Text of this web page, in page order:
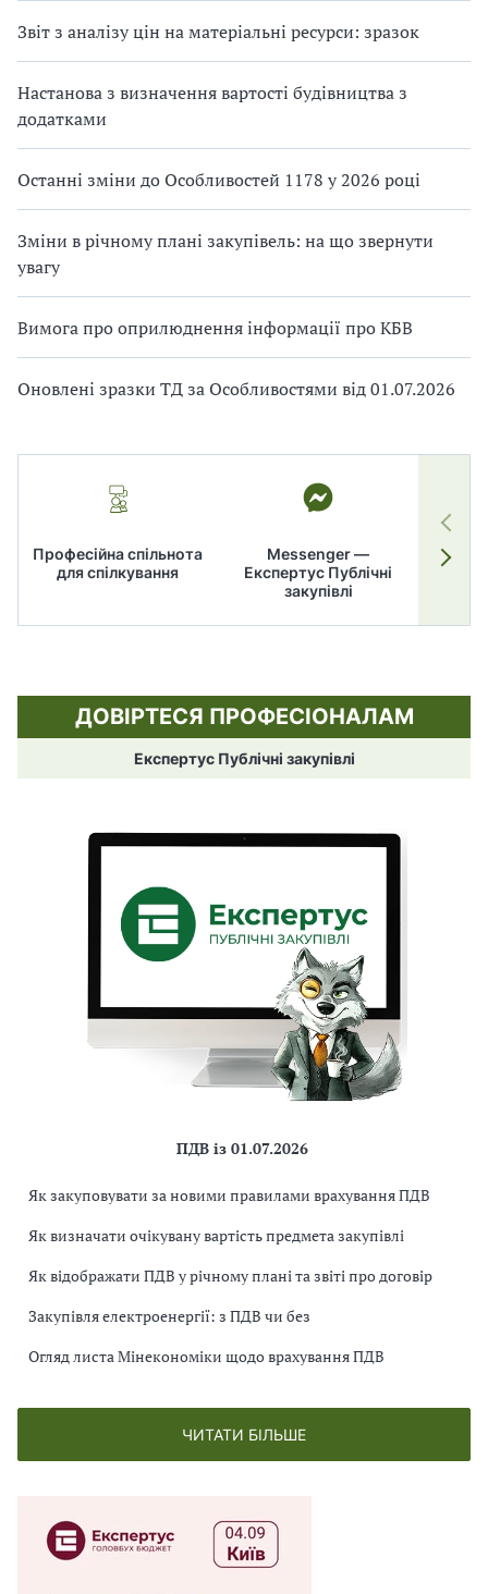
Звіт з аналізу цін на матеріальні ресурси: зразок
Настанова з визначення вартості будівництва з
додатками
Останні зміни до Особливостей 1178 у 2026 році
Зміни в річному плані закупівель: на що звернути
увагу
Вимога про оприлюднення інформації про КБВ
Оновлені зразки ТД за Особливостями від 01.07.2026
Професійна спільнота
для спілкування
Messenger —
Експертус Публічні
закупівлі
ДОВІРТЕСЯ ПРОФЕСІОНАЛАМ
Експертус Публічні закупівлі
ПДВ із 01.07.2026
Як закуповувати за новими правилами врахування ПДВ
Як визначати очікувану вартість предмета закупівлі
Як відображати ПДВ у річному плані та звіті про договір
Закупівля електроенергії: з ПДВ чи без
Огляд листа Мінекономіки щодо врахування ПДВ
ЧИТАТИ БІЛЬШЕ